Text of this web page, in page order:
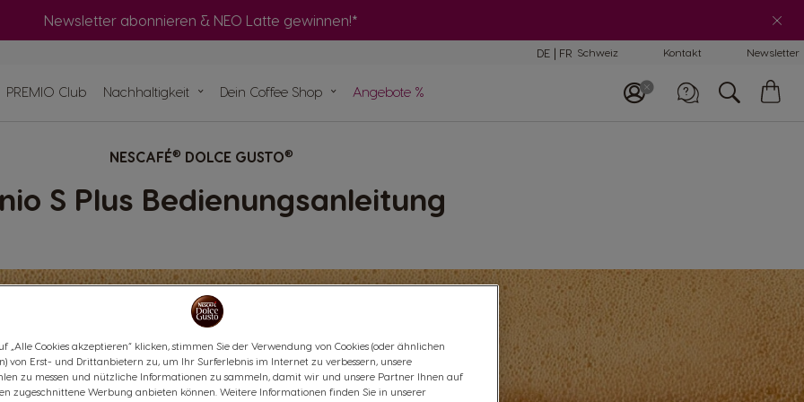
Newsletter abonnieren & NEO Latte gewinnen!*
DE FR Schweiz Kontakt Newsletter
Schnell bestellen
Maschinen
Finde das beste System für dich
Maschinenvergleich
PREMIO Club Nachhaltigkeit Dein Coffee Shop Angebote % E-Mail Support
NESCAFÉ® DOLCE GUSTO®
S Plus Bedienungsanleitung
„Alle Cookies akzeptieren“ klicken, stimmen Sie der Verwendung von Cookies (oder ähnlichen
von Erst- und Drittanbietern zu, um Ihr Surferlebnis im Internet zu verbessern, unsere
zu messen und nützliche Informationen zu sammeln, damit wir und unsere Partner Ihnen auf
zugeschnittene Werbung anbieten können. Weitere Informationen finden Sie in unserer